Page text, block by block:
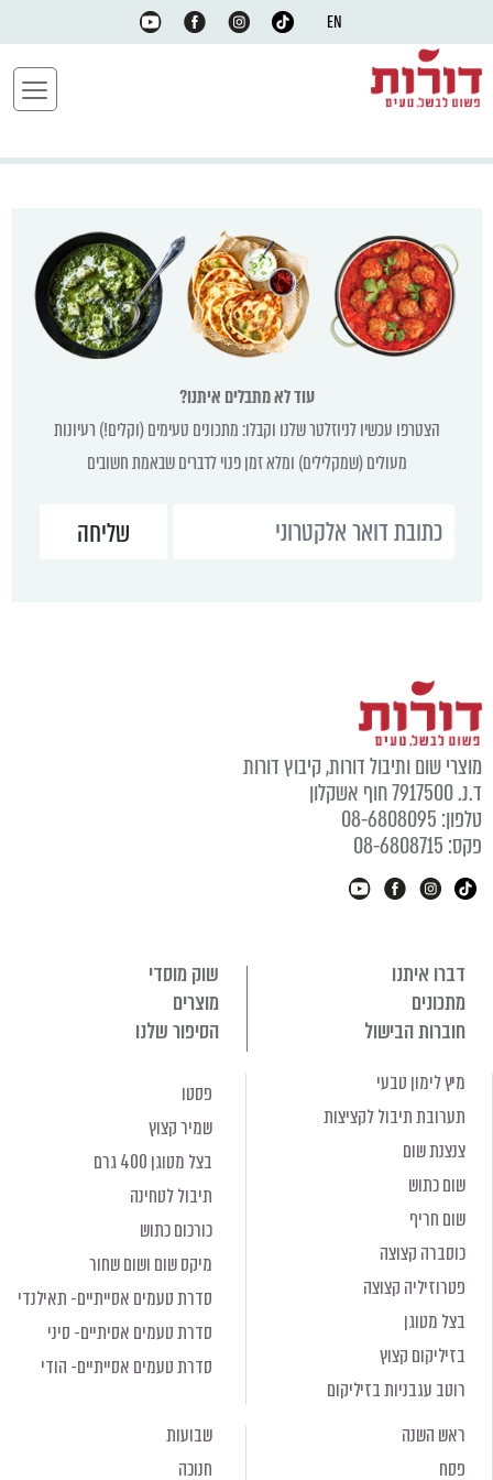
EN
עוד לא מתבלים איתנו?
הצטרפו עכשיו לניוזלטר שלנו וקבלו: מתכונים טעימים (וקלים!) רעיונות
מעולים (שמקלילים) ומלא זמן פנוי לדברים שבאמת חשובים
מוצרי שום ותיבול דורות, קיבוץ דורות
ד.נ. 7917500 חוף אשקלון
טלפון: 08-6808095
פקס: 08-6808715
דברו איתנו
שוק מוסדי
מתכונים
מוצרים
חוברות הבישול
הסיפור שלנו
מיץ לימון טבעי
תערובת תיבול לקציצות
צנצנת שום
שום כתוש
שום חריף
כוסברה קצוצה
פטרוזיליה קצוצה
בצל מטוגן
בזיליקום קצוץ
רוטב עגבניות בזיליקום
פסטו
שמיר קצוץ
בצל מטוגן 400 גרם
תיבול לטחינה
כורכום כתוש
מיקס שום ושום שחור
סדרת טעמים אסייתיים- תאילנדי
סדרת טעמים אסיתיים- סיני
סדרת טעמים אסייתיים- הודי
ראש השנה
פסח
שבועות
חנוכה